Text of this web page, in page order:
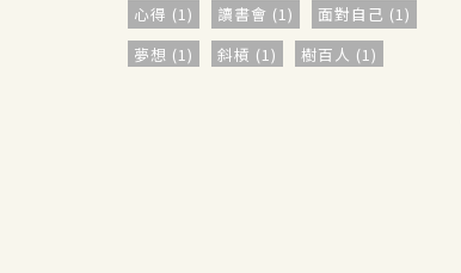
心得 (1)
讀書會 (1)
面對自己 (1)
夢想 (1)
斜槓 (1)
樹百人 (1)